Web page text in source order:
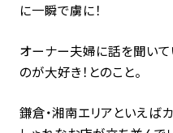
に一瞬で虜に！
オーナー夫婦に話を聞いて
のが大好き！とのこと。
鎌倉・湘南エリアといえば